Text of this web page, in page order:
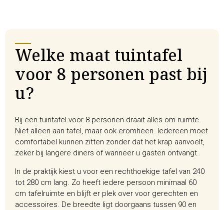
Welke maat tuintafel
voor 8 personen past bij
u?
Bij een tuintafel voor 8 personen draait alles om ruimte.
Niet alleen aan tafel, maar ook eromheen. Iedereen moet
comfortabel kunnen zitten zonder dat het krap aanvoelt,
zeker bij langere diners of wanneer u gasten ontvangt.
In de praktijk kiest u voor een rechthoekige tafel van 240
tot 280 cm lang. Zo heeft iedere persoon minimaal 60
cm tafelruimte en blijft er plek over voor gerechten en
accessoires. De breedte ligt doorgaans tussen 90 en